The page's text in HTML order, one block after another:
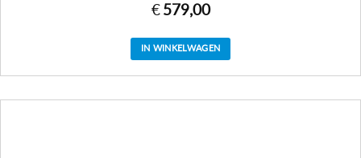
€ 579,00
IN WINKELWAGEN